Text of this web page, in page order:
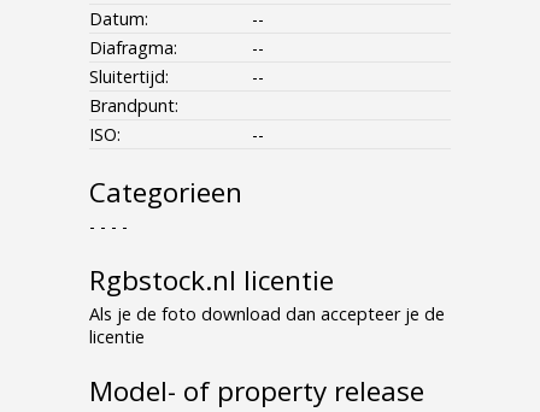
Datum:
--
Diafragma:
--
Sluitertijd:
--
Brandpunt:
ISO:
--
Categorieen
- - - -
Rgbstock.nl licentie
Als je de foto download dan accepteer je de
licentie
Model- of property release